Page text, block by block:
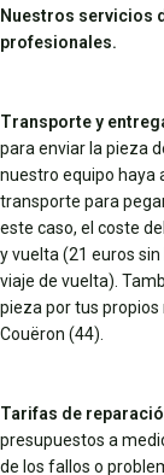
Nuestros servicios
profesionales.
Transporte y
para enviar la pieza
nuestro equipo haya
transporte para
este caso, el coste
y vuelta (21 euros sin
viaje de vuelta).
pieza por tus
Couëron (44).
Tarifas de
presupuestos a
de los fallos o